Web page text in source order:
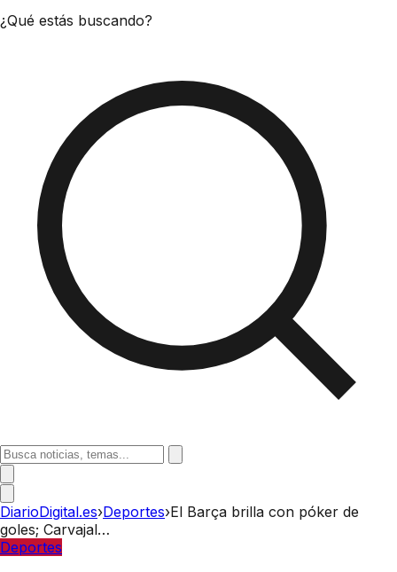
¿Qué estás buscando?
DiarioDigital.es›Deportes›El Barça brilla con póker de
goles; Carvajal…
Deportes